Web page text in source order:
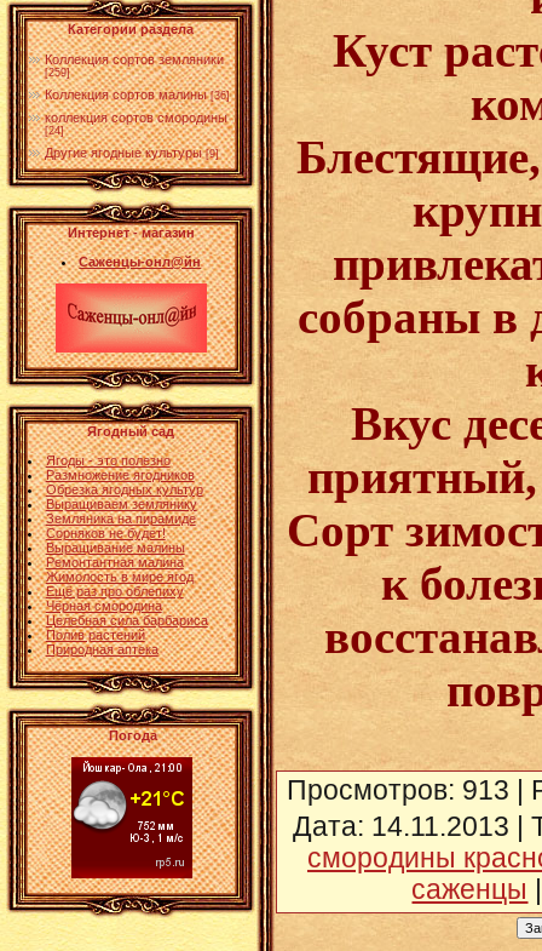
Категории раздела
Коллекция сортов земляники
[259]
Коллекция сортов малины [36]
коллекция сортов смородины
[24]
Другие ягодные культуры [9]
Интернет - магазин
Саженцы-онл@йн
Ягодный сад
Ягоды - это полезно
Размножение ягодников
Обрезка ягодных культур
Выращиваем землянику
Земляника на пирамиде
Сорняков не будет!
Выращивание малины
Ремонтантная малина
Жимолость в мире ягод
Ещё раз про облепиху
Чёрная смородина
Целебная сила барбариса
Полив растений
Природная аптека
Погода
Куст
собраны в
Вкус
Сорт
к
Просмотров: 913 |
Дата: 14.11.2013 |
смородины
саженцы